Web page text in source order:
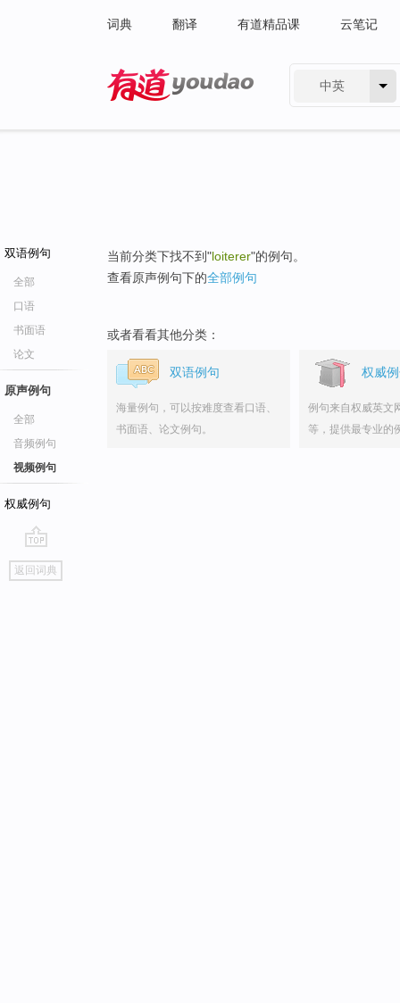
词典 翻译 有道精品课 云笔记
中英
双语例句
全部
口语
书面语
论文
原声例句
全部
音频例句
视频例句
权威例句
go
top
返回词典
当前分类下找不到"loiterer"的例句。
查看原声例句下的全部例句
或者看看其他分类：
双语例句
海量例句，可以按难度查看口语、
书面语、论文例句。
权威
例句来自权威英文
等，提供最专业的